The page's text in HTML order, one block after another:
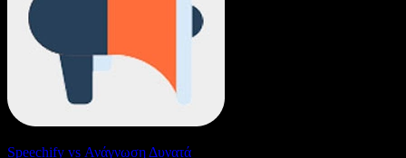
Speechify vs Ανάγνωση Δυνατά